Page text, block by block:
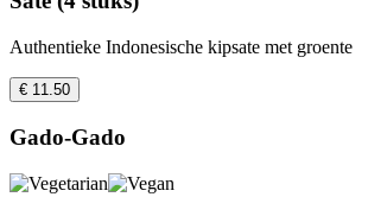
Authentieke Indonesische kipsate met groente
€ 11.50
Gado-Gado